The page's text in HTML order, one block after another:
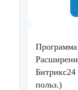
польз.)